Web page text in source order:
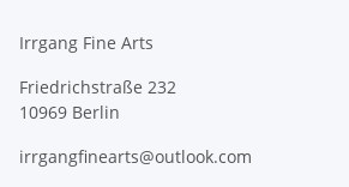
Irrgang Fine Arts
Friedrichstraße 232
10969 Berlin
irrgangfinearts@outlook.com